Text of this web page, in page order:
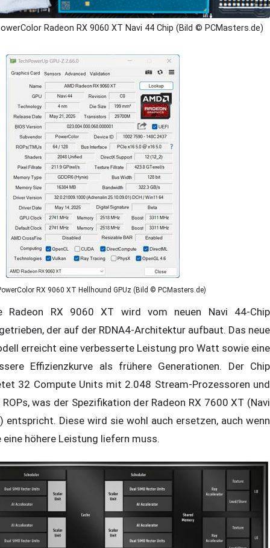
Radeon RX 9060 XT Navi 44 Chip (Bild © PCMasters.de)
RX 9060 XT Hellhound GPUz (Bild © PCMasters.de)
Radeon RX 9060 XT wird vom neuen Navi 44-Chip
der auf der RDNA4-Architektur aufbaut. Das neue
erreicht eine verbesserte Leistung pro Watt sowie eine
Effizienzkurve als frühere Generationen. Der Chip
32 Compute Units mit 2.048 Stream-Prozessoren und
was der Spezifikation der Radeon RX 7600 XT (Navi
entspricht. Diese wird sie wohl auch ersetzen, auch wenn
eine höhere Leistung liefern muss.